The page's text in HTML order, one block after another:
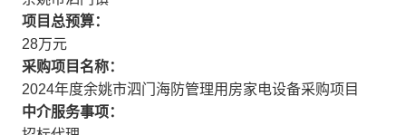
项目总预算：
28万元
采购项目名称：
2024年度余姚市泗门海防管理用房家电设备采购项目
中介服务事项：